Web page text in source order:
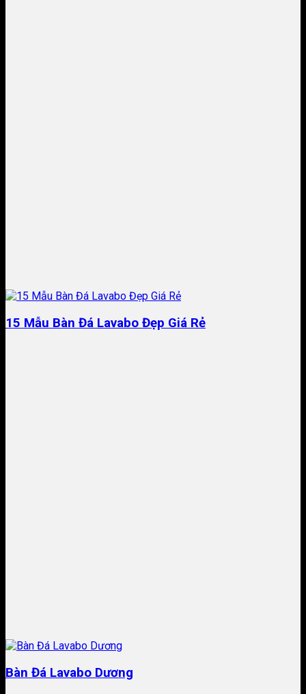
15 Mẫu Bàn Đá Lavabo Đẹp Giá Rẻ
Bàn Đá Lavabo Dương